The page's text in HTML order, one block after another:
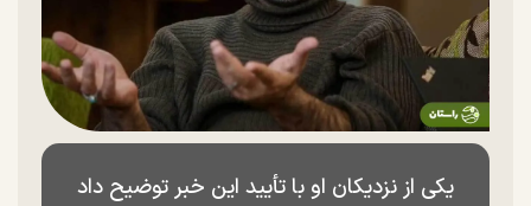
یکی از نزدیکان او با تأیید این خبر توضیح داد